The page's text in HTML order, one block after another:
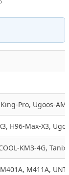
Pro, Ugoos-
H96-Max-X3,
KM3-4G,
M411A,